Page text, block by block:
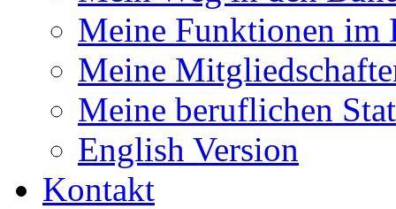
Meine Funktionen im
Meine
Meine beruflichen
English Version
Kontakt